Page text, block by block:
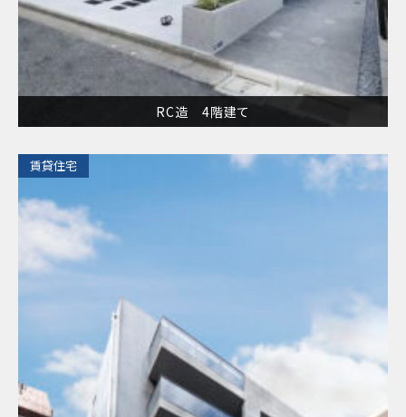
RC造 4階建て
​賃貸住宅